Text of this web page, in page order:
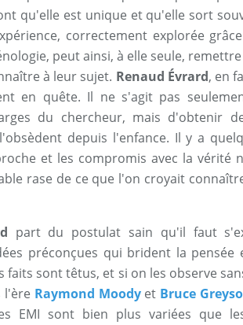
qu'elle est unique et qu'elle sort
correctement explorée
peut ainsi, à elle seule,
à leur sujet. Renaud Évrard, en
en quête. Il ne s'agit pas
du chercheur, mais d'obtenir
depuis l'enfance. Il y a
et les compromis avec la vérité
rase de ce que l'on croyait
part du postulat sain qu'il faut
préconçues qui brident la pensée
faits sont têtus, et si on les observe
l'ère Raymond Moodyet Bruce
EMI sont bien plus variées que